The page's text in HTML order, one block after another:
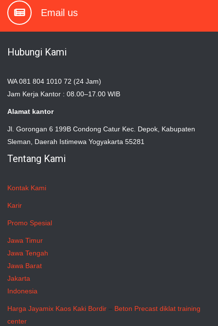
Email us
Hubungi Kami
WA 081 804 1010 72 (24 Jam)
Jam Kerja Kantor : 08.00–17.00 WIB
Alamat kantor
Jl. Gorongan 6 199B Condong Catur Kec. Depok, Kabupaten
Sleman, Daerah Istimewa Yogyakarta 55281
Tentang Kami
Kontak Kami
Karir
Promo Spesial
Jawa Timur
Jawa Tengah
Jawa Barat
Jakarta
Indonesia
Harga Jayamix Kaos Kaki Bordir – Beton Precast diklat training
center